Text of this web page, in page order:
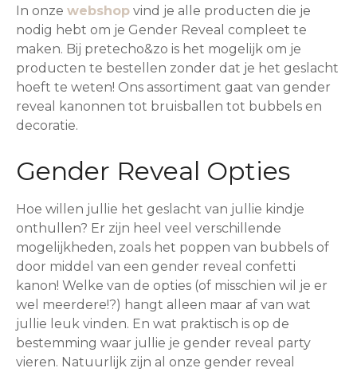
In onze webshop vind je alle producten die je
nodig hebt om je Gender Reveal compleet te
maken. Bij pretecho&zo is het mogelijk om je
producten te bestellen zonder dat je het geslacht
hoeft te weten! Ons assortiment gaat van gender
reveal kanonnen tot bruisballen tot bubbels en
decoratie.
Gender Reveal Opties
Hoe willen jullie het geslacht van jullie kindje
onthullen? Er zijn heel veel verschillende
mogelijkheden, zoals het poppen van bubbels of
door middel van een gender reveal confetti
kanon! Welke van de opties (of misschien wil je er
wel meerdere!?) hangt alleen maar af van wat
jullie leuk vinden. En wat praktisch is op de
bestemming waar jullie je gender reveal party
vieren. Natuurlijk zijn al onze gender reveal